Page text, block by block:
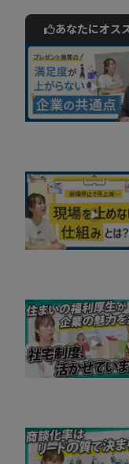
実際にChatGPTを業
始めるにはリスクもあ
何故なら、AIには苦
ChatGPT／AIを利用
しています。併せて
動画でご
お気軽に
あなたにオス